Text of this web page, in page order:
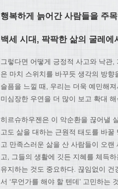
행복하게 늙어간 사람들을 주
백세 시대, 팍팍한 삶의 굴레에
그렇다면 어떻게 긍정적 사고와 낙관
은 마치 스위치를 바꾸듯 생각의 방
슬픔을 느낄 때, 우리는 더욱 예민해
미심장한 우연을 더 많이 보고 확대
히르슈하우젠은 이 악순환을 끊어낼
고도 삶을 대하는 근원적 태도를 바
고 만족스러운 삶을 산 사람들이 오
고, 그들의 생활에 깃든 지혜를 체득
유지하는 것도 중요하다. 끊임없이
서 ‘무언가를 해야 할 텐데’ 고민하는